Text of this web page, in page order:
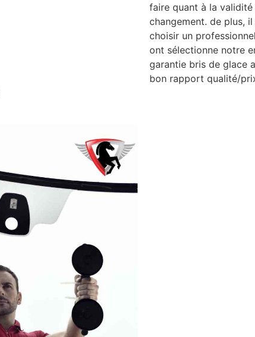
faire quant à la
changement. de plus,
choisir un
ont sélectionne notre
garantie bris de glace
bon rapport qualité/